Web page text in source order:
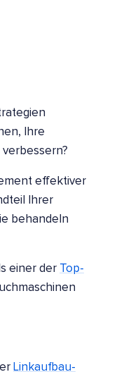
Ihre
effektiver
Ihrer
behandeln
einer der Top-
Linkaufbau-